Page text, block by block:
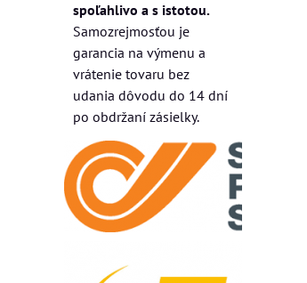
spoľahlivo a s istotou.
Samozrejmosťou je
garancia na výmenu a
vrátenie tovaru bez
udania dôvodu do 14 dní
po obdržaní zásielky.